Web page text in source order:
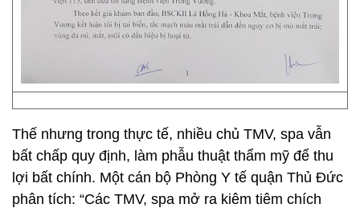
Thế nhưng trong thực tế, nhiều chủ TMV, spa vẫn
bất chấp quy định, làm phẫu thuật thẩm mỹ để thu
lợi bất chính. Một cán bộ Phòng Y tế quận Thủ Đức
phân tích: “Các TMV, spa mở ra kiêm tiêm chích